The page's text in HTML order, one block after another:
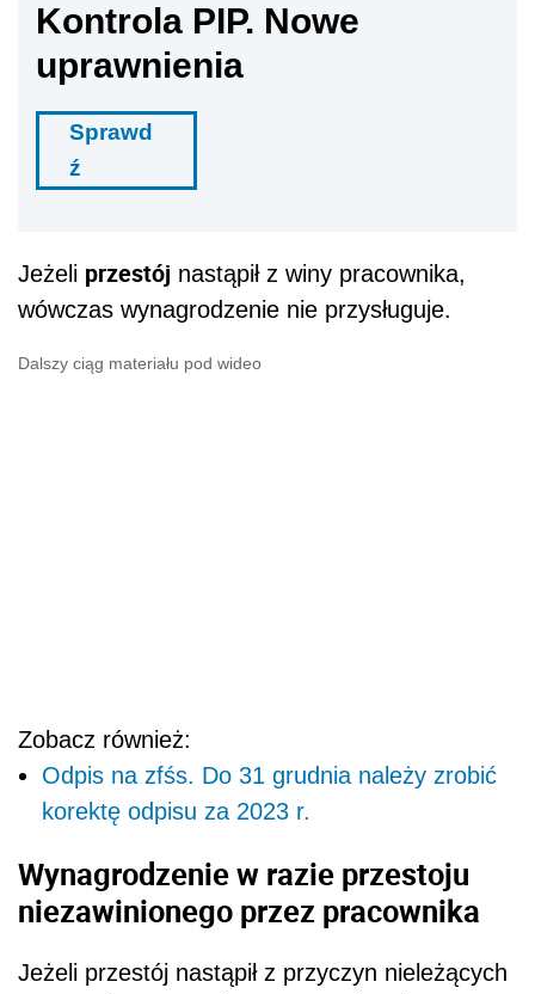
Kontrola PIP. Nowe
uprawnienia
Sprawd
ź
Jeżeli przestój nastąpił z winy pracownika,
wówczas wynagrodzenie nie przysługuje.
Dalszy ciąg materiału pod wideo
Zobacz również:
Odpis na zfśs. Do 31 grudnia należy zrobić
korektę odpisu za 2023 r.
Wynagrodzenie w razie przestoju
niezawinionego przez pracownika
Jeżeli przestój nastąpił z przyczyn nieleżących